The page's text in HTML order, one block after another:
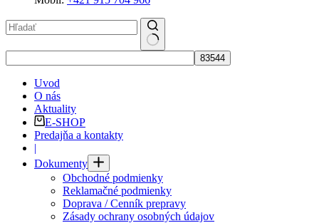
results
Uvod
O nás
Aktuality
E-SHOP
Predajňa a kontakty
|
Dokumenty
Obchodné podmienky
Reklamačné podmienky
Doprava / Cenník prepravy
Zásady ochrany osobných údajov